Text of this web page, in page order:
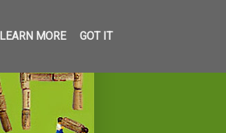
LEARN MORE GOT IT